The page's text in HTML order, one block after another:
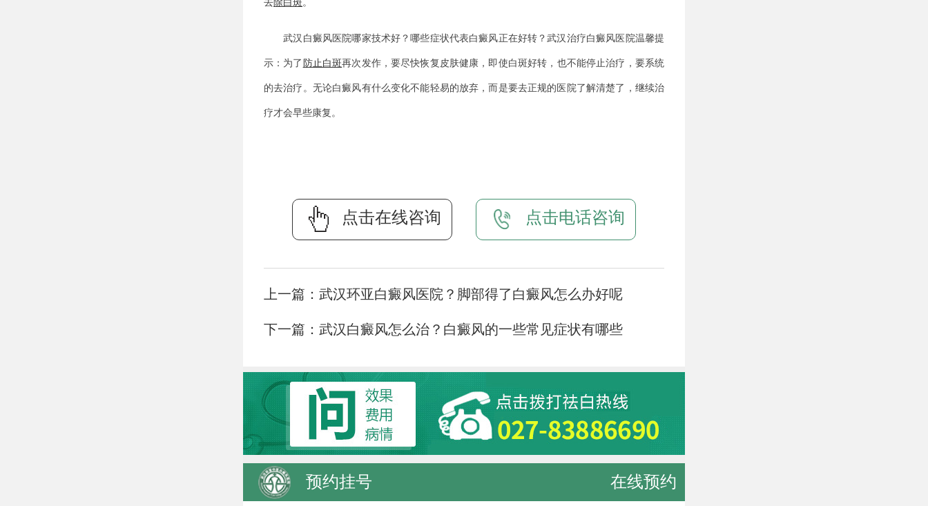
去除白斑。
武汉白癜风医院哪家技术好？哪些症状代表白癜风正在好转？武汉治疗白癜风医院温馨提
示：为了 防止白斑再次发作，要尽快恢复皮肤健康，即使白斑好转，也不能停止治疗，要系统
的去治疗。无论白癜风有什么变化不能轻易的放弃，而是要去正规的医院了解清楚了，继续治
疗才会早些康复。
点击在线咨询 点击电话咨询
上一篇： 武汉环亚白癜风医院？脚部得了白癜风怎么办好呢
下一篇： 武汉白癜风怎么治？白癜风的一些常见症状有哪些
预约挂号 在线预约